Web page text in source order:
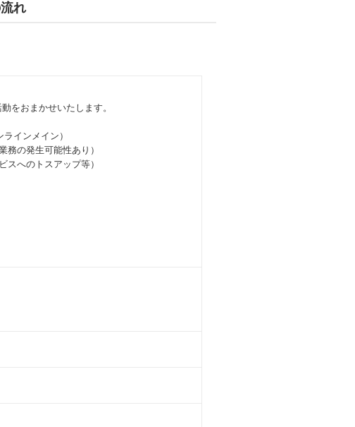
れ
をおまかせいたします。
インメイン）
務の発生可能性あり）
スへのトスアップ等）